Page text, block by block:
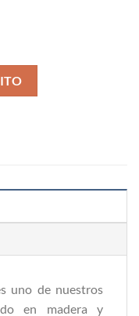
uno de nuestros
en madera y